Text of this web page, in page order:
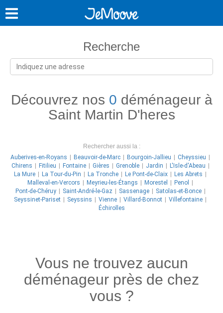
Recherche
Découvrez nos 0 déménageur à
Saint Martin D'heres
Rechercher aussi la :
Auberives-en-Royans
Beauvoir-de-Marc Bourgoin-Jallieu
Cheyssieu
Chirens
Fitilieu Fontaine Gières Grenoble Jardin
L'Isle-d'Abeau
La Mure
La Tour-du-Pin La Tronche Le Pont-de-Claix
Les Abrets
Malleval-en-Vercors
Meyrieu-les-Étangs Morestel
Penol
Pont-de-Chéruy
Saint-André-le-Gaz Sassenage
Satolas-et-Bonce
Seyssinet-Pariset
Seyssins Vienne Villard-Bonnot
Villefontaine
Échirolles
Vous ne trouvez aucun
déménageur près de chez
vous ?